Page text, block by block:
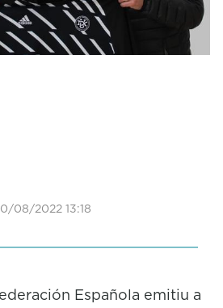
08/2022 13:18
Española emitiu a